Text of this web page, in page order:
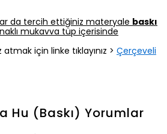
da tercih ettiğiniz materyale baskı
mukavva tüp içerisinde
için linke tıklayınız > Çerçeveli
Hu (Baskı) Yorumlar